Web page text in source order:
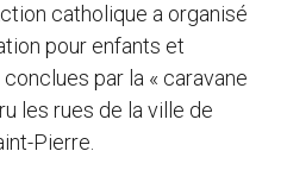
catholique a organisé
pour enfants et
par la « caravane
les rues de la ville de
Pierre.